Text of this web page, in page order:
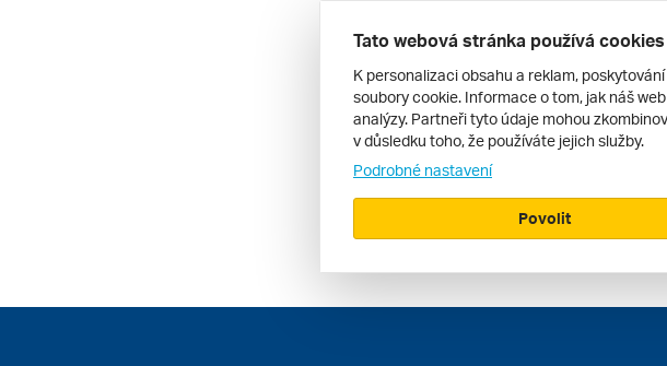
Tato webová stránka používá cookies
K personalizaci obsahu a reklam,
soubory cookie. Informace o tom, jak náš
analýzy. Partneři tyto údaje mohou
v důsledku toho, že používáte jejich služby.
Podrobné nastavení
Povolit